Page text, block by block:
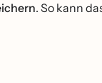
. So kann